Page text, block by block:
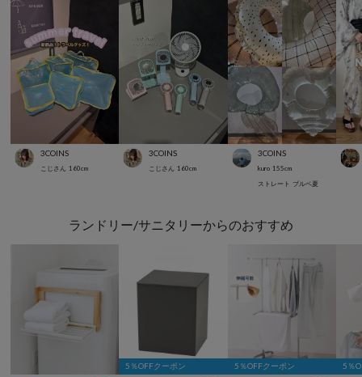
3COINS
こじさん 160cm
3COINS
こじさん 160cm
3COINS
kuro 155cm
ストレート ブルベ夏
ランドリー/サニタリーからのおすすめ
5％OFFクーポン 5％OFFクーポン 5％